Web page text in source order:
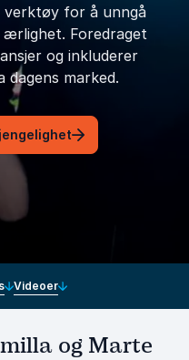
for å unngå
ærlighet. Foredraget
og inkluderer
dagens marked.
Videoer
og Marte